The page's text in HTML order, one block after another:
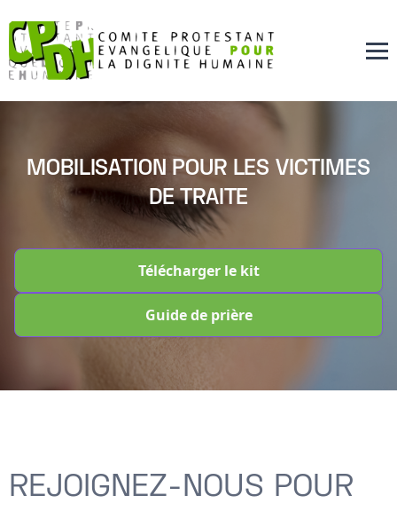
MOBILISATION POUR LES VICTIMES
DE TRAITE
Guide de prière
Télécharger le kit
REJOIGNEZ-NOUS POUR